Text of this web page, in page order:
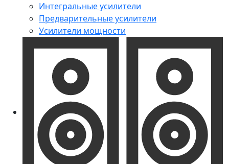
Интегральные усилители
Предварительные усилители
Усилители мощности